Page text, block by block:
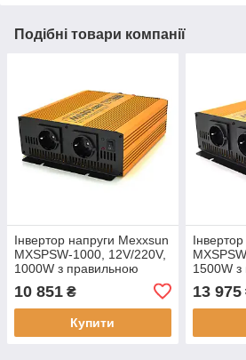
Подібні товари компанії
Інвертор напруги Mexxsun
MXSPSW-1000, 12V/220V,
1000W з правильною
клемні дроти, Q4, 12 міс.
гарантії
10 851 ₴
Купити
1500W з
клемні
13 975